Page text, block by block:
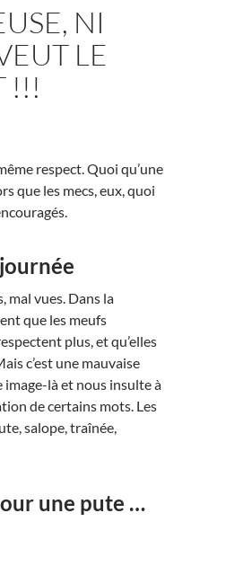
NI
LE
!!!
respect. Quoi qu’une
que les mecs, eux, quoi
mal vues. Dans la
que les meufs
plus, et qu’elles
c’est une mauvaise
image-là et nous insulte à
de certains mots. Les
salope, traînée,
une pute …
ni bouffonne : On veut le droit au